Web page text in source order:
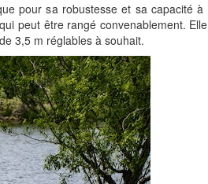
pour sa robustesse et sa capacité à
peut être rangé convenablement.
3,5 m réglables à souhait.